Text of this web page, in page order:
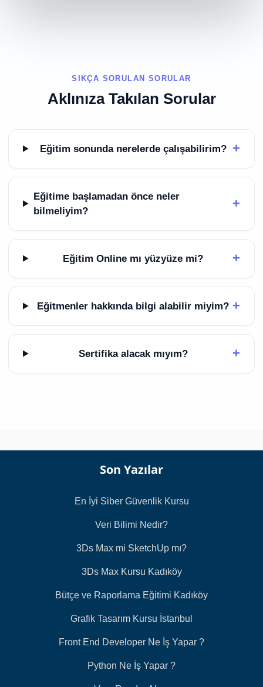
SIKÇA SORULAN SORULAR
Aklınıza Takılan Sorular
Eğitim sonunda nerelerde çalışabilirim? +
Eğitime başlamadan önce neler
bilmeliyim?
+
Eğitim Online mı yüzyüze mi? +
Eğitmenler hakkında bilgi alabilir miyim? +
Sertifika alacak mıyım? +
Son Yazılar
En İyi Siber Güvenlik Kursu
Veri Bilimi Nedir?
3Ds Max mi SketchUp mı?
3Ds Max Kursu Kadıköy
Bütçe ve Raporlama Eğitimi Kadıköy
Grafik Tasarım Kursu İstanbul
Front End Developer Ne İş Yapar ?
Python Ne İş Yapar ?